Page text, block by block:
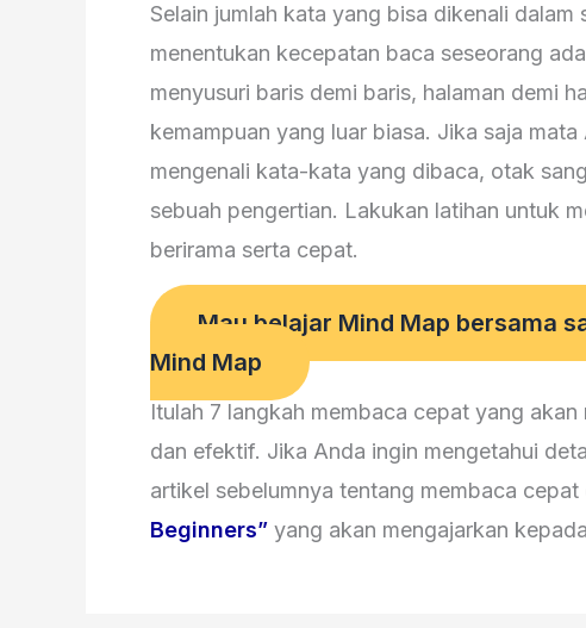
Selain jumlah kata yang bisa dikenali
menentukan kecepatan baca seseorang
menyusuri baris demi baris, halaman demi
kemampuan yang luar biasa. Jika saja
mengenali kata-kata yang dibaca, otak
sebuah pengertian. Lakukan latihan untuk
berirama serta cepat.
Mau belajar Mind Map bersama
Mind Map
Itulah 7 langkah membaca cepat yang
dan efektif. Jika Anda ingin mengetahui
artikel sebelumnya tentang membaca
Beginners” yang akan mengajarkan